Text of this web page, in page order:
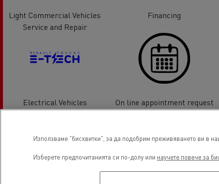
Light Commercial Vehicles
Service and Repair
Financing
Electrical Vehicles On line appointment request
Местоположение
Използваме "бисквитки", за да подобрим преживяването ви в
Изберете предпочитанията си по-долу или научете повече за